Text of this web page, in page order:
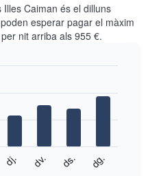
Caiman és el dilluns
esperar pagar el màxim
nit arriba als 955 €.
dj. dv. ds. dg.